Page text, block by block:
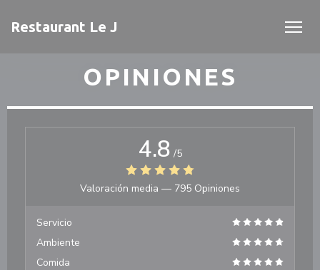
Restaurant Le J
OPINIONES
4.8 /5
Valoración media — 795 Opiniones
Servicio
Ambiente
Comida